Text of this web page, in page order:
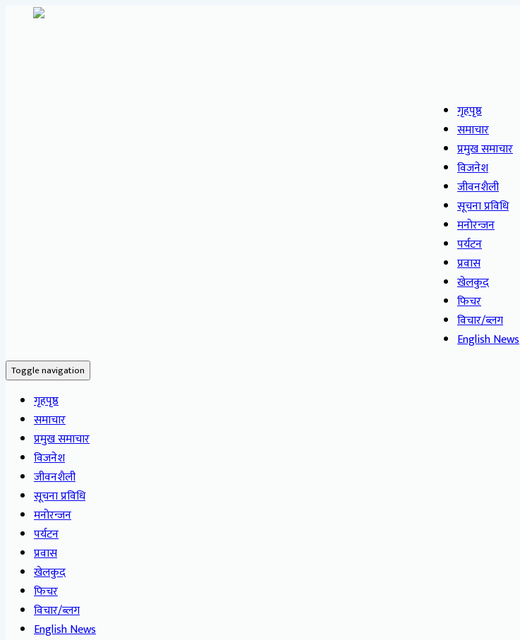
गृहपृष्ठ
समाचार
प्रमुख समाचार
विजनेश
जीवनशैली
सूचना प्रविधि
मनोरन्जन
पर्यटन
प्रवास
खेलकुद
फिचर
विचार/ब्लग
English News
Toggle navigation
गृहपृष्ठ
समाचार
प्रमुख समाचार
विजनेश
जीवनशैली
सूचना प्रविधि
मनोरन्जन
पर्यटन
प्रवास
खेलकुद
फिचर
विचार/ब्लग
English News